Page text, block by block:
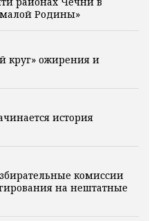
малой Родины»
круг» ожирения и
история
комиссии
на нештатные